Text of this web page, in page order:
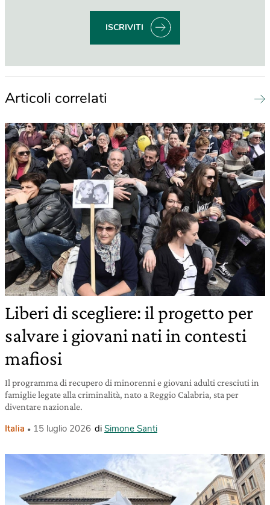
ISCRIVITI
Articoli correlati
Liberi di scegliere: il progetto per
salvare i giovani nati in contesti
mafiosi
Il programma di recupero di minorenni e giovani adulti cresciuti in
famiglie legate alla criminalità, nato a Reggio Calabria, sta per
diventare nazionale.
Italia 15 luglio 2026 di Simone Santi